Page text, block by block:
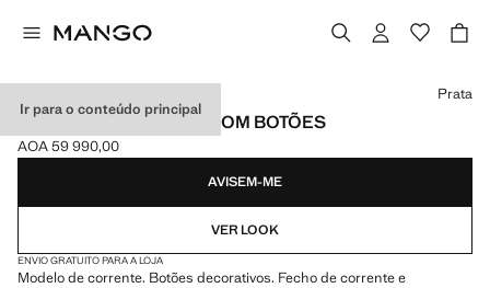
Ir para o conteúdo principal
CINTO DE CORRENTE COM BOTÕES
Preço atual [AOA 59 990,00 ]
AOA 59 990,00
Selecione uma cor
Prata
AVISEM-ME
VER LOOK
ENVIO GRATUITO PARA A LOJA
Modelo de corrente. Botões decorativos. Fecho de corrente e